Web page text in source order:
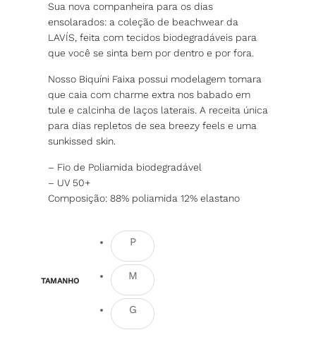
Sua nova companheira para os dias
ensolarados: a coleção de beachwear da
LAVÍS, feita com tecidos biodegradáveis para
que você se sinta bem por dentro e por fora.
Nosso Biquíni Faixa possui modelagem tomara
que caia com charme extra nos babado em
tule e calcinha de laços laterais. A receita única
para dias repletos de sea breezy feels e uma
sunkissed skin.
– Fio de Poliamida biodegradável
– UV 50+
Composição: 88% poliamida 12% elastano
TAMANHO
P
M
G